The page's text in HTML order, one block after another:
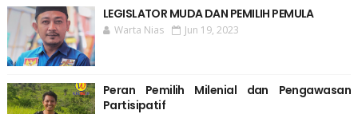
LEGISLATOR MUDA DAN PEMILIH PEMULA
Warta Nias Jun 19, 2023
Peran Pemilih Milenial dan Pengawasan
Partisipatif